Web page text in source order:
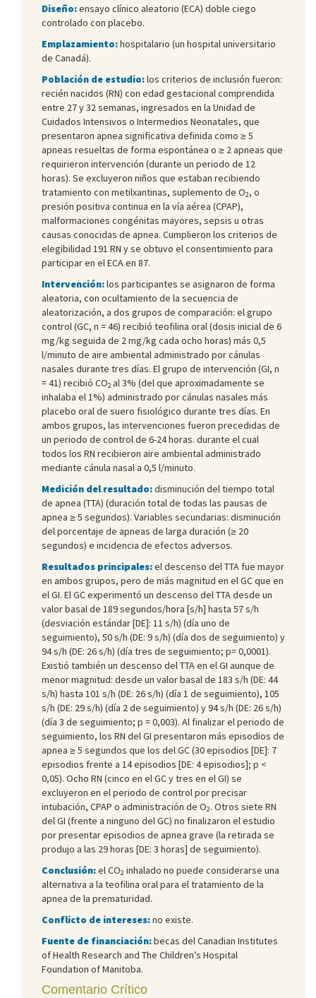
Diseño:ensayo clínico aleatorio (ECA) doble ciego
controlado con placebo.
Emplazamiento:hospitalario (un hospital universitario
de Canadá).
Población de estudio:los criterios de inclusión fueron:
recién nacidos (RN) con edad gestacional comprendida
entre 27 y 32 semanas, ingresados en la Unidad de
Cuidados Intensivos o Intermedios Neonatales, que
presentaron apnea significativa definida como ≥ 5
apneas resueltas de forma espontánea o ≥ 2 apneas que
requirieron intervención (durante un periodo de 12
horas). Se excluyeron niños que estaban recibiendo
tratamiento con metilxantinas, suplemento de O2, o
presión positiva continua en la vía aérea (CPAP),
malformaciones congénitas mayores, sepsis u otras
causas conocidas de apnea. Cumplieron los criterios de
elegibilidad 191 RN y se obtuvo el consentimiento para
participar en el ECA en 87.
Intervención:los participantes se asignaron de forma
aleatoria, con ocultamiento de la secuencia de
aleatorización, a dos grupos de comparación: el grupo
control (GC, n = 46) recibió teofilina oral (dosis inicial de 6
mg/kg seguida de 2 mg/kg cada ocho horas) más 0,5
l/minuto de aire ambiental administrado por cánulas
nasales durante tres días. El grupo de intervención (GI, n
= 41) recibió CO2al 3% (del que aproximadamente se
inhalaba el 1%) administrado por cánulas nasales más
placebo oral de suero fisiológico durante tres días. En
ambos grupos, las intervenciones fueron precedidas de
un periodo de control de 6-24 horas. durante el cual
todos los RN recibieron aire ambiental administrado
mediante cánula nasal a 0,5 l/minuto.
Medición del resultado:disminución del tiempo total
de apnea (TTA) (duración total de todas las pausas de
apnea ≥ 5 segundos). Variables secundarias: disminución
del porcentaje de apneas de larga duración (≥ 20
segundos) e incidencia de efectos adversos.
Resultados principales:el descenso del TTA fue mayor
en ambos grupos, pero de más magnitud en el GC que en
el GI. El GC experimentó un descenso del TTA desde un
valor basal de 189 segundos/hora [s/h] hasta 57 s/h
(desviación estándar [DE]: 11 s/h) (día uno de
seguimiento), 50 s/h (DE: 9 s/h) (día dos de seguimiento) y
94 s/h (DE: 26 s/h) (día tres de seguimiento; p= 0,0001).
Existió también un descenso del TTA en el GI aunque de
menor magnitud: desde un valor basal de 183 s/h (DE: 44
s/h) hasta 101 s/h (DE: 26 s/h) (día 1 de seguimiento), 105
s/h (DE: 29 s/h) (día 2 de seguimiento) y 94 s/h (DE: 26 s/h)
(día 3 de seguimiento; p = 0,003). Al finalizar el periodo de
seguimiento, los RN del GI presentaron más episodios de
apnea ≥ 5 segundos que los del GC (30 episodios [DE]: 7
episodios frente a 14 episodios [DE: 4 episodios]; p <
0,05). Ocho RN (cinco en el GC y tres en el GI) se
excluyeron en el periodo de control por precisar
intubación, CPAP o administración de O2. Otros siete RN
del GI (frente a ninguno del GC) no finalizaron el estudio
por presentar episodios de apnea grave (la retirada se
produjo a las 29 horas [DE: 3 horas] de seguimiento).
Conclusión:el CO2 inhalado no puede considerarse una
alternativa a la teofilina oral para el tratamiento de la
apnea de la prematuridad.
Conflicto de intereses:no existe.
Fuente de financiación:becas del Canadian Institutes
of Health Research and The Children’s Hospital
Foundation of Manitoba.
Comentario Crítico